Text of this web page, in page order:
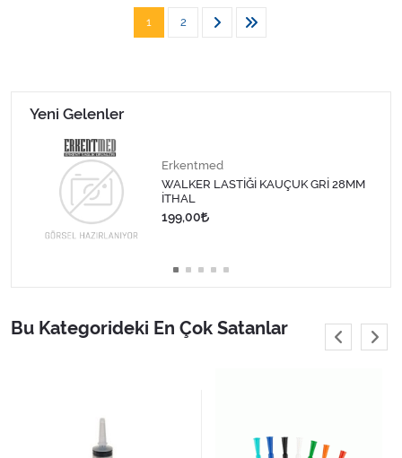
1 2
Yeni Gelenler
Erkentmed
WALKER LASTİĞİ KAUÇUK GRİ 28MM
İTHAL
199,00
Bu Kategorideki En Çok Satanlar